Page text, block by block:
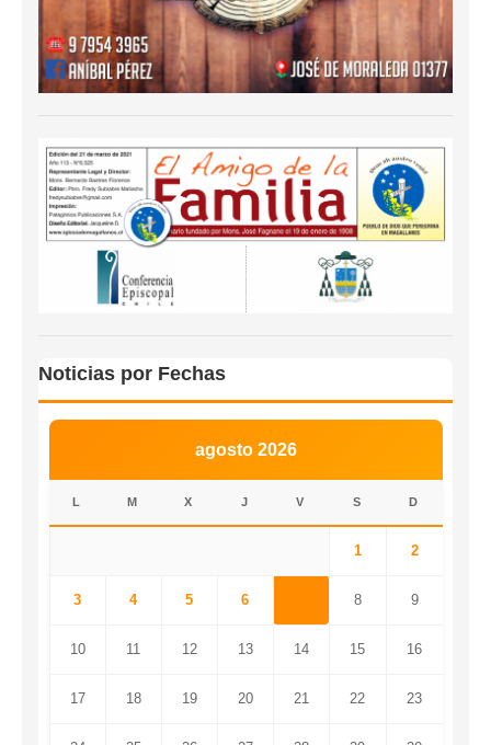
Noticias por Fechas
agosto 2026
L M X J V S D
1 2
3 4 5 6 8 9
10 11 12 13 14 15 16
17 18 19 20 21 22 23